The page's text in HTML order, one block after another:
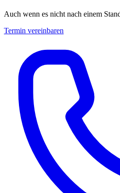
Auch wenn es nicht nach einem
Termin vereinbaren